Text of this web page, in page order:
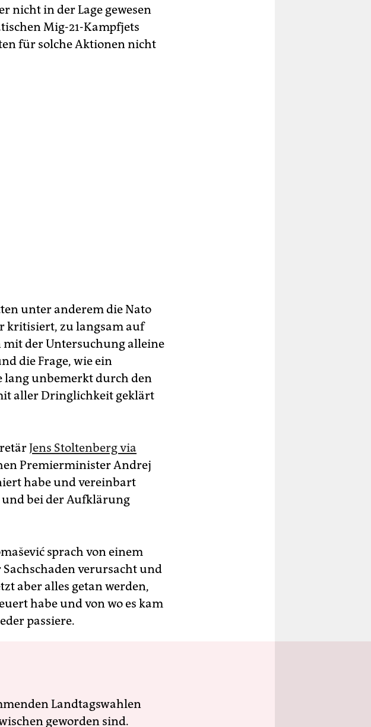
nicht in der Lage gewesen
Mig-21-Kampfjets
für solche Aktionen nicht
unter anderem die Nato
kritisiert, zu langsam auf
der Untersuchung alleine
die Frage, wie ein
lang unbemerkt durch den
aller Dringlichkeit geklärt
Jens Stoltenberg via
Premierminister Andrej
habe und vereinbart
und bei der Aufklärung
sprach von einem
verursacht und
aber alles getan werden,
habe und von wo es kam
passiere.
Landtagswahlen
geworden sind.